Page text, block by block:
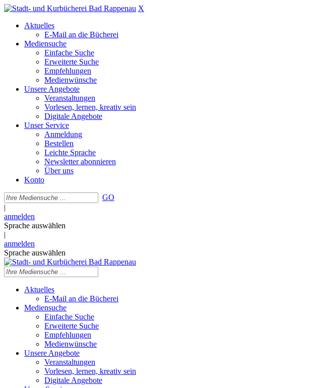
X
Aktuelles
E-Mail an die Bücherei
Mediensuche
Einfache Suche
Erweiterte Suche
Empfehlungen
Medienwünsche
Unsere Angebote
Veranstaltungen
Vorlesen, lernen, kreativ sein
Digitale Angebote
Unser Service
Anmeldung
Bestellen
Leichte Sprache
Newsletter abonnieren
Über uns
Konto
GO
|
anmelden
Sprache auswählen
|
anmelden
Sprache auswählen
Aktuelles
E-Mail an die Bücherei
Mediensuche
Einfache Suche
Erweiterte Suche
Empfehlungen
Medienwünsche
Unsere Angebote
Veranstaltungen
Vorlesen, lernen, kreativ sein
Digitale Angebote